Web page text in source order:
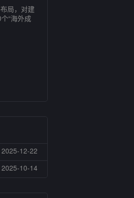
局，对建
“海外成
2025-12-22
2025-10-14